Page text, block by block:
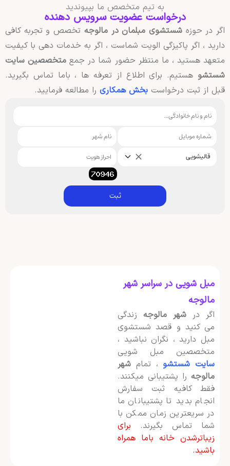
به تیم متخصص ما بپیوندید
درخواست عضویت سرویس دهنده
اگر در حوزه شستشوی مبلمان در مالوجهتخصص و تجربه کافی
دارید ، اگر پاکیزگی الویت شماست ، اگر به خدمات دهی با کیفیت
متعهد هستید ، ما منتظر حضور شما در جمع متخصصین سایت
شستشوهستیم. برای اطلاع از تعرفه ها ، باما تماس بگیرید.
قبل از ثبت درخواست بخش همکاریرا مطالعه فرمایید.
قالیشویی
ثبت
مبل شویی در سراسر شهر
مالوجه
اگر در شهر مالوجه زندگی
می کنید و قصد شستشوی
مبل دارید ، نگران نباشید ،
متخصصین مبل شویی
سایت شستشو، تمام شهر
مالوجه را پشتیبانی میکنند.
فقط کافیه ثبت سفارش
انجام بدید تا پشتیبانان ما
در سریعترین زمان ممکن با
شما تماس بگیرند.
برای
زیباترشدن خانه باما همراه
باشید.